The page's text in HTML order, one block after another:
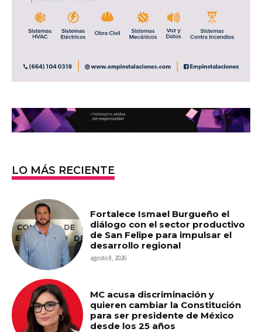
LO MÁS RECIENTE
Fortalece Ismael Burgueño el
diálogo con el sector productivo
de San Felipe para impulsar el
desarrollo regional
agosto 8, 2026
MC acusa discriminación y
quieren cambiar la Constitución
para ser presidente de México
desde los 25 años